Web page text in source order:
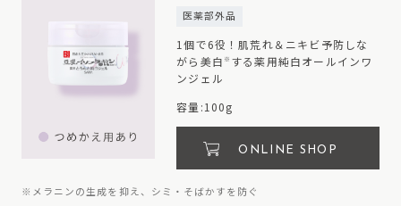
医薬部外品
1個で6役！肌荒れ＆ニキビ予防しな
がら美白 ※ する薬用純白オールインワ
ンジェル
容量:100g
ONLINE SHOP
※メラニンの生成を抑え、シミ・そばかすを防ぐ